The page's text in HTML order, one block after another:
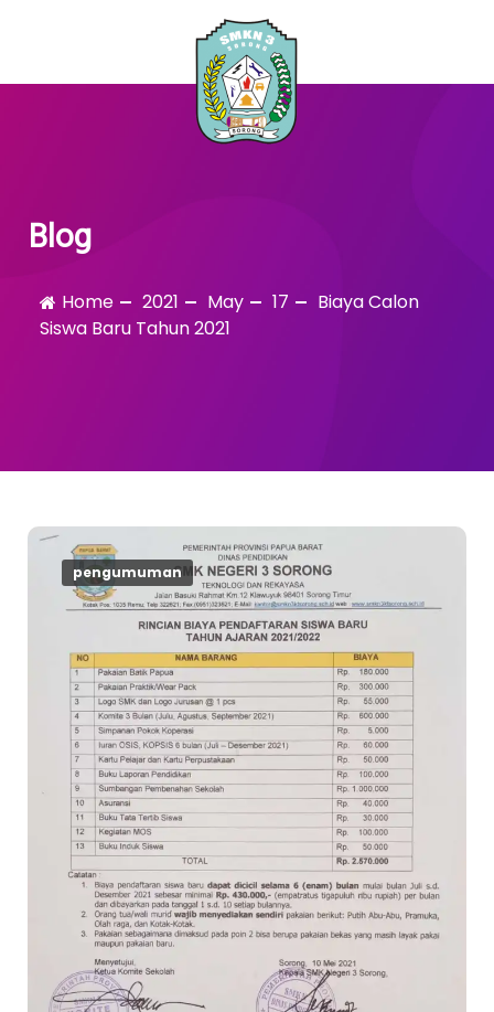
PPDB-SMKN 3 Sorong
Blog
Home 2021 May 17
Biaya Calon
Siswa Baru Tahun 2021
pengumuman